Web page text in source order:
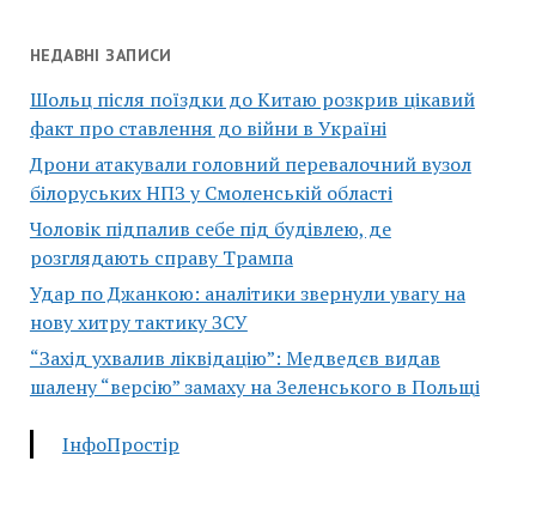
НЕДАВНІ ЗАПИСИ
Шольц після поїздки до Китаю розкрив цікавий
факт про ставлення до війни в Україні
Дрони атакували головний перевалочний вузол
білоруських НПЗ у Смоленській області
Чоловік підпалив себе під будівлею, де
розглядають справу Трампа
Удар по Джанкою: аналітики звернули увагу на
нову хитру тактику ЗСУ
“Захід ухвалив ліквідацію”: Медведєв видав
шалену “версію” замаху на Зеленського в Польщі
ІнфоПростір